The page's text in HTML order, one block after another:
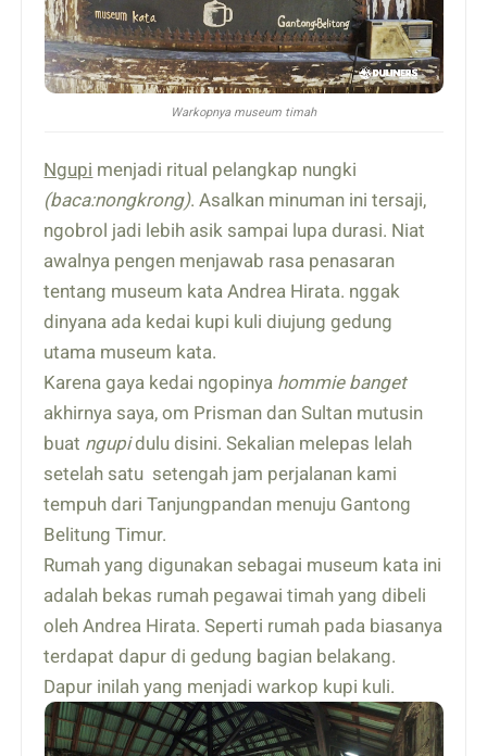
Warkopnya museum timah
Ngupi menjadi ritual pelangkap nungki
(baca:nongkrong). Asalkan minuman ini tersaji,
ngobrol jadi lebih asik sampai lupa durasi. Niat
awalnya pengen menjawab rasa penasaran
tentang museum kata Andrea Hirata. nggak
dinyana ada kedai kupi kuli diujung gedung
utama museum kata.
Karena gaya kedai ngopinya hommie banget
akhirnya saya, om Prisman dan Sultan mutusin
buat ngupidulu disini. Sekalian melepas lelah
setelah satu setengah jam perjalanan kami
tempuh dari Tanjungpandan menuju Gantong
Belitung Timur.
Rumah yang digunakan sebagai museum kata ini
adalah bekas rumah pegawai timah yang dibeli
oleh Andrea Hirata. Seperti rumah pada biasanya
terdapat dapur di gedung bagian belakang.
Dapur inilah yang menjadi warkop kupi kuli.